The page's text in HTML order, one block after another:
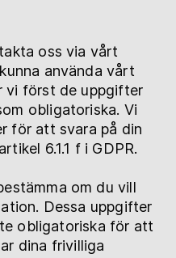
oss via vårt
använda vårt
vi först de uppgifter
obligatoriska. Vi
för att svara på din
6.1.1 f i GDPR.
om du vill
Dessa uppgifter
obligatoriska för att
dina frivilliga